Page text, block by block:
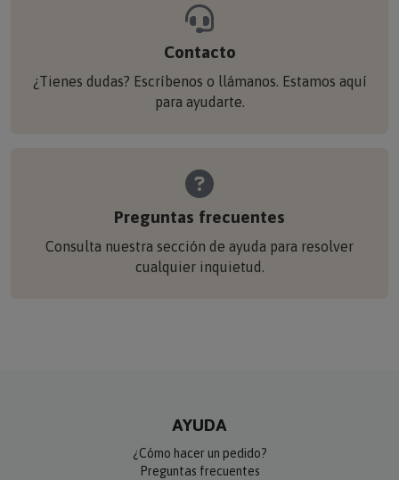
Contacto
¿Tienes dudas? Escríbenos o llámanos. Estamos aquí
para ayudarte.
Preguntas frecuentes
Consulta nuestra sección de ayuda para resolver
cualquier inquietud.
AYUDA
¿Cómo hacer un pedido?
Preguntas frecuentes